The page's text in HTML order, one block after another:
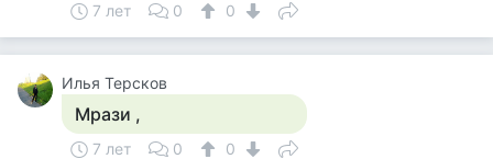
7 лет 0 0
Илья Терсков
Мрази ,
7 лет 0 0